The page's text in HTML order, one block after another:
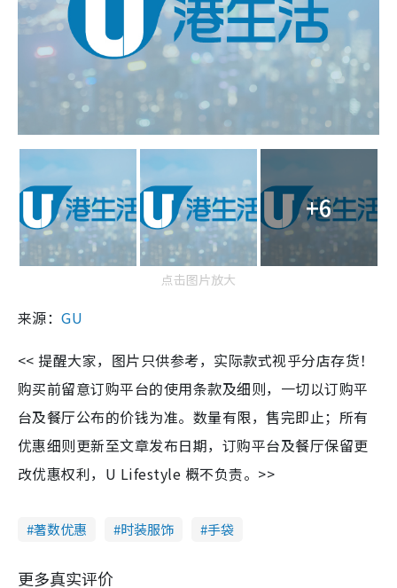
+6
点击图片放大
来源：GU
<< 提醒大家，图片只供参考，实际款式视乎分店存货！
购买前留意订购平台的使用条款及细则，一切以订购平
台及餐厅公布的价钱为准。数量有限，售完即止；所有
优惠细则更新至文章发布日期，订购平台及餐厅保留更
改优惠权利，U Lifestyle 概不负责。>>
著数优惠 时装服饰 手袋
更多真实评价